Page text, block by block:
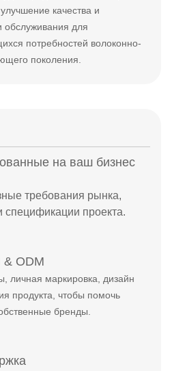
качества и
обслуживания для
потребностей волоконно-
поколения.
на ваш бизнес
требования рынка,
спецификации проекта.
& ODM
личная маркировка, дизайн
продукта, чтобы помочь
бренды.